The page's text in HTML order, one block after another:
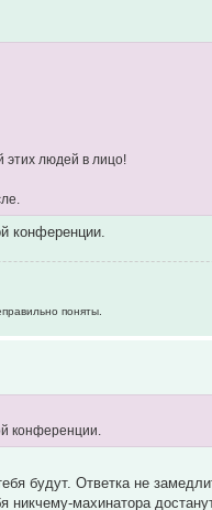
этих людей в лицо!
конференции.
поняты.
конференции.
будут. Ответка не
никчему-махинатора